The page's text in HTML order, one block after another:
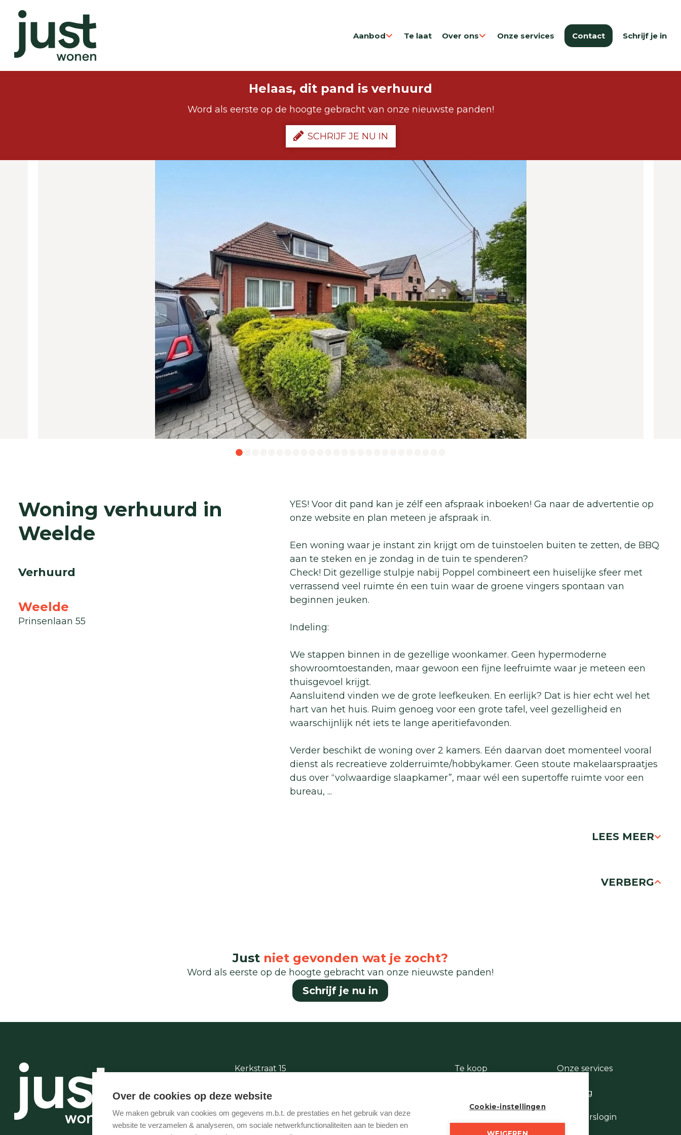
Aanbod Te laat Over ons Onze services Contact Schrijf je in
Helaas, dit pand is verhuurd
Word als eerste op de hoogte gebracht van onze nieuwste panden!
SCHRIJF JE NU IN
Woning verhuurd in
Weelde
Verhuurd
Weelde
Prinsenlaan 55
YES! Voor dit pand kan je zélf een afspraak inboeken! Ga naar de advertentie op
onze website en plan meteen je afspraak in.
Een woning waar je instant zin krijgt om de tuinstoelen buiten te zetten, de BBQ
aan te steken en je zondag in de tuin te spenderen?
Check! Dit gezellige stulpje nabij Poppel combineert een huiselijke sfeer met
verrassend veel ruimte én een tuin waar de groene vingers spontaan van
beginnen jeuken.
Indeling:
We stappen binnen in de gezellige woonkamer. Geen hypermoderne
showroomtoestanden, maar gewoon een fijne leefruimte waar je meteen een
thuisgevoel krijgt.
Aansluitend vinden we de grote leefkeuken. En eerlijk? Dat is hier echt wel het
hart van het huis. Ruim genoeg voor een grote tafel, veel gezelligheid en
waarschijnlijk nét iets te lange aperitiefavonden.
Verder beschikt de woning over 2 kamers. Eén daarvan doet momenteel vooral
dienst als recreatieve zolderruimte/hobbykamer. Geen stoute makelaarspraatjes
dus over “volwaardige slaapkamer”, maar wél een supertoffe ruimte voor een
bureau, ...
LEES MEER
VERBERG
Just niet gevonden wat je zocht?
Word als eerste op de hoogte gebracht van onze nieuwste panden!
Schrijf je nu in
Kerkstraat 15
info@justwonen.be
Te koop
Stukje geschiedenis
Onze services
Te vroeg
Eigenaarslogin
Over de cookies op deze website
We maken gebruik van cookies om gegevens m.b.t. de prestaties en het gebruik van deze
website te verzamelen & analyseren, om sociale netwerkfunctionaliteiten aan te bieden en
Cookie-instellingen